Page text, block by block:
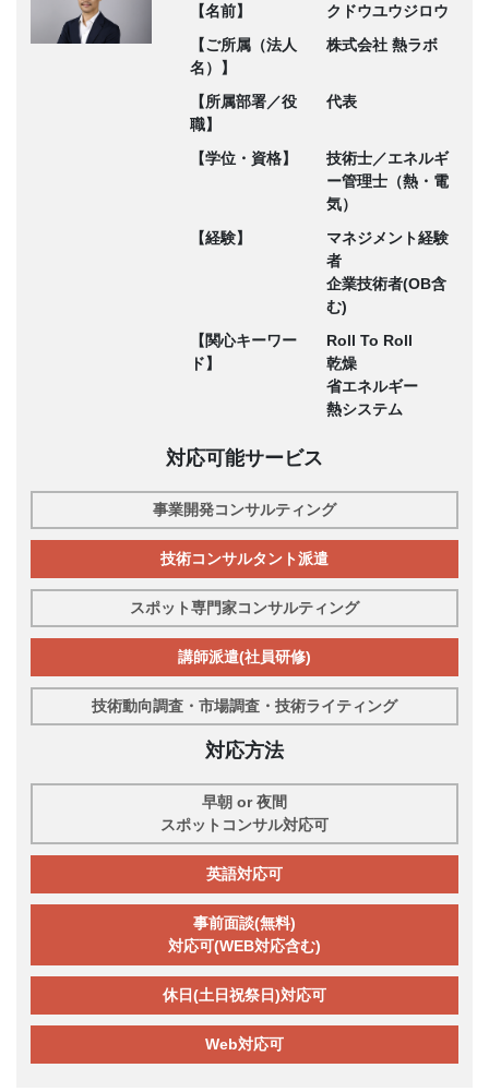
【名前】
クドウユウジロウ
【ご所属（法人
名）】
株式会社 熱ラボ
【所属部署／役
職】
代表
【学位・資格】
技術士／エネルギ
ー管理士（熱・電
気）
【経験】
マネジメント経験
者
企業技術者(OB含
む)
【関心キーワー
ド】
Roll To Roll
乾燥
省エネルギー
熱システム
対応可能サービス
事業開発コンサルティング
技術コンサルタント派遣
スポット専門家コンサルティング
講師派遣(社員研修)
技術動向調査・市場調査・技術ライティング
対応方法
早朝 or 夜間
スポットコンサル対応可
英語対応可
事前面談(無料)
対応可(WEB対応含む)
休日(土日祝祭日)対応可
Web対応可